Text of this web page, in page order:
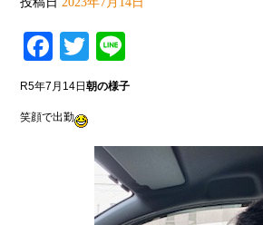
Facebook
Twitter
R5年7月14日朝の様子
笑顔で出勤